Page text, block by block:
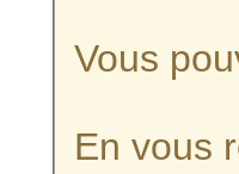
Vous
En vous